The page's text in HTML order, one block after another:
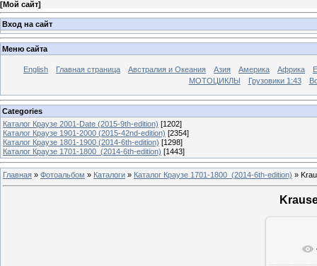
[Мой сайт]
Вход на сайт
Меню сайта
English Главная страница Австралия и Океания Азия Америка Африка
МОТОЦИКЛЫ
Грузовики 1:43
Categories
Каталог Краузе 2001-Date (2015-9th-edition) [1202]
Каталог Краузе 1901-2000 (2015-42nd-edition) [2354]
Каталог Краузе 1801-1900 (2014-6th-edition) [1298]
Каталог Краузе 1701-1800_(2014-6th-edition) [1443]
Главная » Фотоальбом » Каталоги » Каталог Краузе 1701-1800_(2014-6th-edition) »